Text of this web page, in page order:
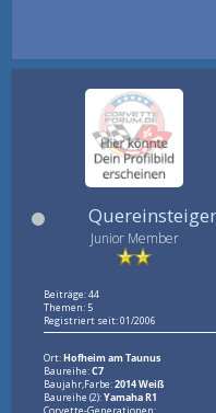
Quereinsteiger
Junior Member
Beiträge: 44
Themen: 5
Registriert seit: 01/2006
Ort:Hofheim am Taunus
Baureihe:C7
Baujahr,Farbe:2014 Weiß
Baureihe (2):Yamaha R1
Corvette-Generationen: